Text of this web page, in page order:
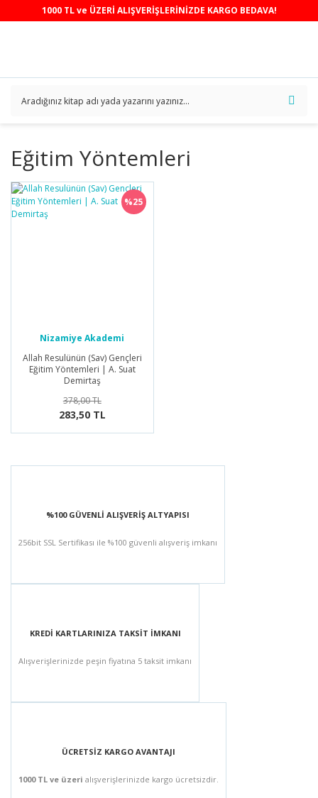
1000 TL ve ÜZERİ ALIŞVERİŞLERİNİZDE KARGO BEDAVA!
Eğitim Yöntemleri
%25
Nizamiye Akademi
Yayınları
Allah Resulünün (Sav) Gençleri
Eğitim Yöntemleri | A. Suat
Demirtaş
378,00 TL
283,50 TL
%100 GÜVENLİ ALIŞVERİŞ ALTYAPISI
256bit SSL Sertifikası ile %100 güvenli alışveriş imkanı
KREDİ KARTLARINIZA TAKSİT İMKANI
Alışverişlerinizde peşin fiyatına 5 taksit imkanı
ÜCRETSİZ KARGO AVANTAJI
1000 TL ve üzeri alışverişlerinizde kargo ücretsizdir.